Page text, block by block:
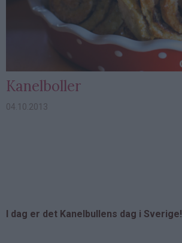
Kanelboller
04.10.2013
I dag er det Kanelbullens dag i Sverige!